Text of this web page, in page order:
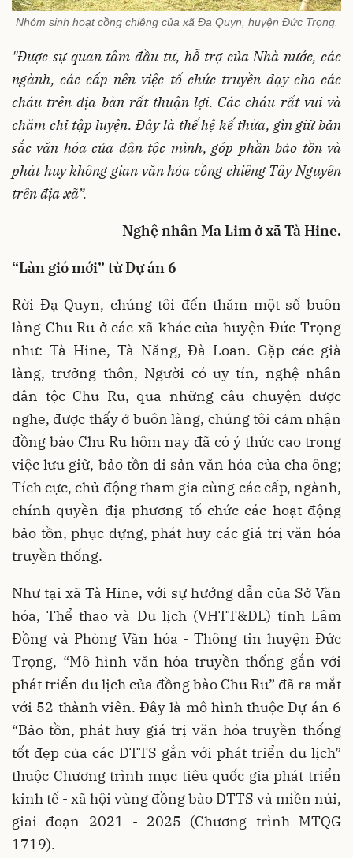
Nhóm sinh hoạt cồng chiêng của xã Đa Quyn, huyện Đức Trọng.
"Được sự quan tâm đầu tư, hỗ trợ của Nhà nước, các
ngành, các cấp nên việc tổ chức truyền dạy cho các
cháu trên địa bàn rất thuận lợi. Các cháu rất vui và
chăm chỉ tập luyện. Đây là thế hệ kế thừa, gìn giữ bản
sắc văn hóa của dân tộc mình, góp phần bảo tồn và
phát huy không gian văn hóa cồng chiêng Tây Nguyên
trên địa xã”.
Nghệ nhân Ma Lim ở xã Tà Hine.
“Làn gió mới” từ Dự án 6
Rời Đạ Quyn, chúng tôi đến thăm một số buôn
làng Chu Ru ở các xã khác của huyện Đức Trọng
như: Tà Hine, Tà Năng, Đà Loan. Gặp các già
làng, trưởng thôn, Người có uy tín, nghệ nhân
dân tộc Chu Ru, qua những câu chuyện được
nghe, được thấy ở buôn làng, chúng tôi cảm nhận
đồng bào Chu Ru hôm nay đã có ý thức cao trong
việc lưu giữ, bảo tồn di sản văn hóa của cha ông;
Tích cực, chủ động tham gia cùng các cấp, ngành,
chính quyền địa phương tổ chức các hoạt động
bảo tồn, phục dựng, phát huy các giá trị văn hóa
truyền thống.
Như tại xã Tà Hine, với sự hướng dẫn của Sở Văn
hóa, Thể thao và Du lịch (VHTT&DL) tỉnh Lâm
Đồng và Phòng Văn hóa - Thông tin huyện Đức
Trọng, “Mô hình văn hóa truyền thống gắn với
phát triển du lịch của đồng bào Chu Ru” đã ra mắt
với 52 thành viên. Đây là mô hình thuộc Dự án 6
“Bảo tồn, phát huy giá trị văn hóa truyền thống
tốt đẹp của các DTTS gắn với phát triển du lịch”
thuộc Chương trình mục tiêu quốc gia phát triển
kinh tế - xã hội vùng đồng bào DTTS và miền núi,
giai đoạn 2021 - 2025 (Chương trình MTQG
1719).